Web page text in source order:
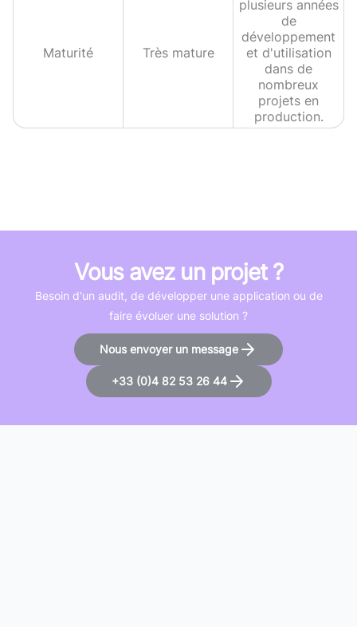
Maturité Très mature
plusieurs années
de
développement
et d'utilisation
dans de
nombreux
projets en
production.
Vous avez un projet ?
Besoin d'un audit, de développer une application ou de
faire évoluer une solution ?
Nous envoyer un message
+33 (0)4 82 53 26 44